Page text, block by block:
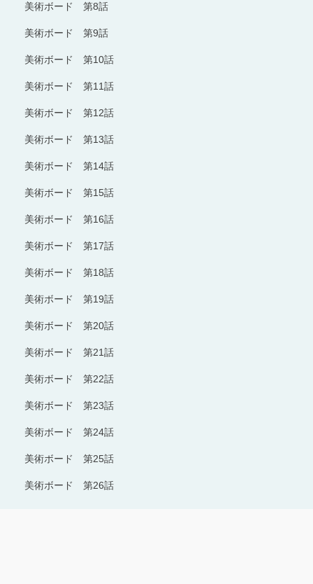
美術ボード 第8話
美術ボード 第9話
美術ボード 第10話
美術ボード 第11話
美術ボード 第12話
美術ボード 第13話
美術ボード 第14話
美術ボード 第15話
美術ボード 第16話
美術ボード 第17話
美術ボード 第18話
美術ボード 第19話
美術ボード 第20話
美術ボード 第21話
美術ボード 第22話
美術ボード 第23話
美術ボード 第24話
美術ボード 第25話
美術ボード 第26話